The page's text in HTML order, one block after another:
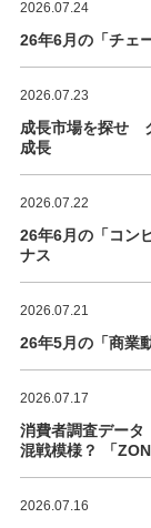
2026.07.24
26年6月の「チェ
2026.07.23
成長市場を探せ
成長
2026.07.22
26年6月の「コン
ナス
2026.07.21
26年5月の「商業
2026.07.17
消費者調査デー
混戦模様？ 「
2026.07.16